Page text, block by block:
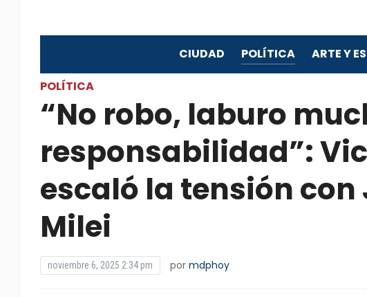
CIUDAD POLÍTICA ARTE Y
POLÍTICA
“No robo, laburo
responsabilidad”:
escaló la tensión
Milei
noviembre 6, 2025 2:34 pm por mdphoy